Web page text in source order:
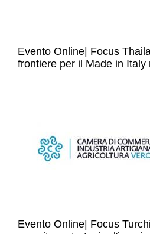
Evento Online| Focus
frontiere per il Made in
Evento Online| Focus